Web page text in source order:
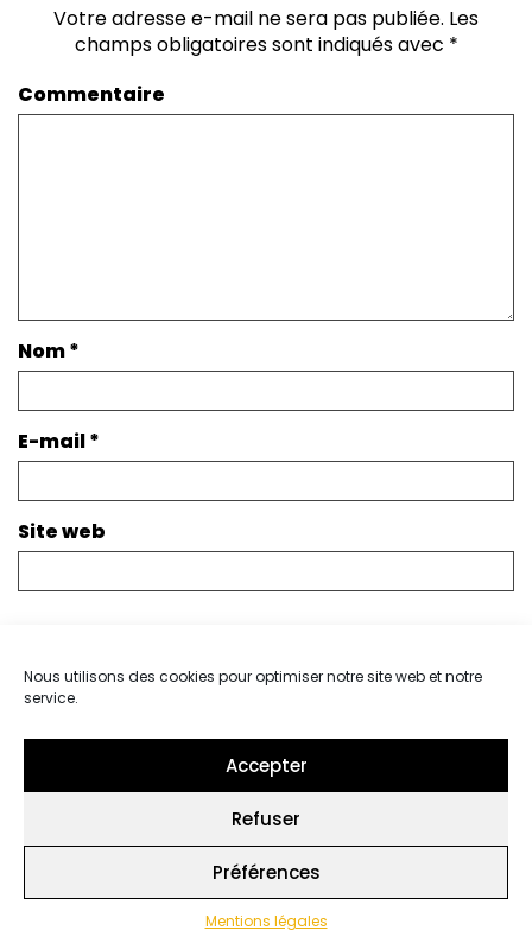
Nous utilisons des cookies pour optimiser notre site web et notre
service.
Accepter
Refuser
Préférences
Mentions légales
Votre adresse e-mail ne sera pas publiée. Les
champs obligatoires sont indiqués avec *
Commentaire
Nom*
E-mail*
Site web
Vous aimerez aussi